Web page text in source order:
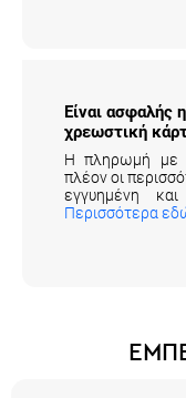
Είναι ασφαλής
χρεωστική
Η πληρωμή με
πλέον οι
εγγυημένη
Περισσότερα